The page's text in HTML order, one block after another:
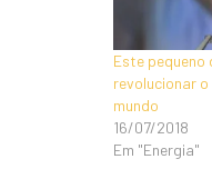
Este
revolucionar
mundo
16/07/2018
Em "Energia"